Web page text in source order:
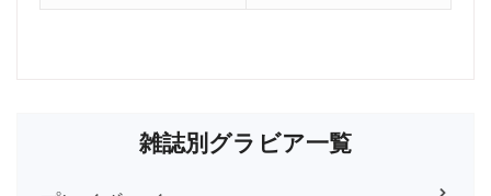
雑誌別グラビア一覧